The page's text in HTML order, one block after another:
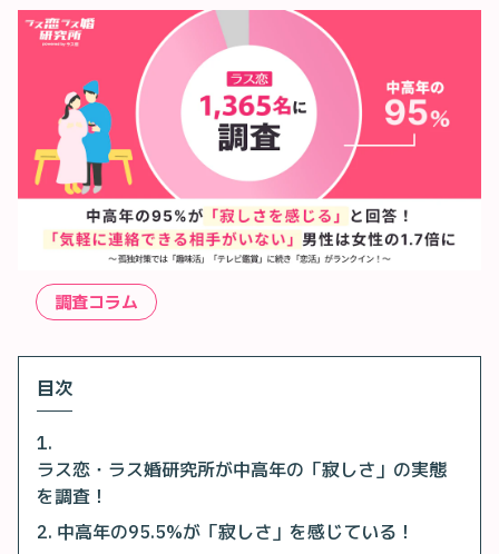
調査コラム
目次
ラス恋・ラス婚研究所が中高年の「寂しさ」の実態
を調査！
中高年の95.5%が「寂しさ」を感じている！